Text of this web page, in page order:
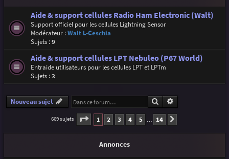
e
Aide & support cellules Radio Ham Electronic (Walt)
Support officiel pour les cellules Lightning Sensor
Modérateur :Walt L-Ceschia
Sujets :9
Aide & support cellules LPT Nebuleo (P67 World)
Entraide utilisateurs pour les cellules LPT et LPTm
Sujets :3
Nouveau sujet Rechercher
669 sujets Page 1sur 14
1 2 3 4 5 … 14
Annonces